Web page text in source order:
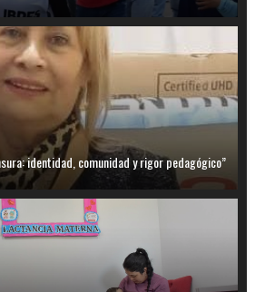
identidad, comunidad y rigor pedagógico”